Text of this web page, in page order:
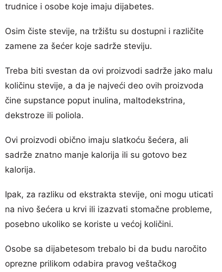
trudnice i osobe koje imaju dijabetes.
Osim čiste stevije, na tržištu su dostupni i različite
zamene za šećer koje sadrže steviju.
Treba biti svestan da ovi proizvodi sadrže jako malu
količinu stevije, a da je najveći deo ovih proizvoda
čine supstance poput inulina, maltodekstrina,
dekstroze ili poliola.
Ovi proizvodi obično imaju slatkoću šećera, ali
sadrže znatno manje kalorija ili su gotovo bez
kalorija.
Ipak, za razliku od ekstrakta stevije, oni mogu uticati
na nivo šećera u krvi ili izazvati stomačne probleme,
posebno ukoliko se koriste u većoj količini.
Osobe sa dijabetesom trebalo bi da budu naročito
oprezne prilikom odabira pravog veštačkog